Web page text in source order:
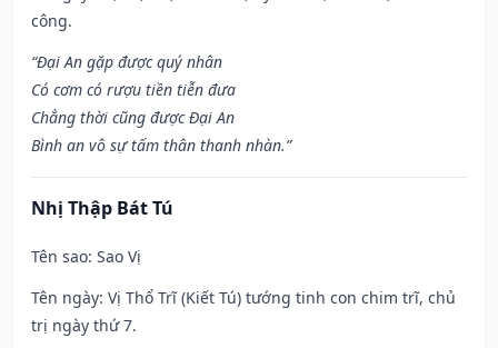
công.
“Đại An gặp được quý nhân
Có cơm có rượu tiền tiễn đưa
Chẳng thời cũng được Đại An
Bình an vô sự tấm thân thanh nhàn.”
Nhị Thập Bát Tú
Tên sao: Sao Vị
Tên ngày: Vị Thổ Trĩ (Kiết Tú) tướng tinh con chim trĩ, chủ
trị ngày thứ 7.